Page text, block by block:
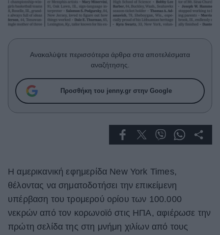
Πρόσωπα
Συνεντεύξεις
Ask the Guru
Success Stories
Deco
Green
Αφιερώματα
Ανακαλύψτε περισσότερα άρθρα στα αποτελέσματα
αναζήτησης.
Προσθήκη του jenny.gr στην Google
Η αμερικανική εφημερίδα New York Times,
θέλοντας να σηματοδοτήσει την επικείμενη
υπέρβαση του τρομερού ορίου των 100.000
νεκρών από τον κορωνοϊό στις ΗΠΑ, αφιέρωσε την
πρώτη σελίδα της στη μνήμη χιλίων από τους